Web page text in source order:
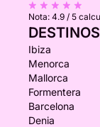
Nota: 4.9 / 5
DESTINOS
Ibiza
Menorca
Mallorca
Formentera
Barcelona
Denia